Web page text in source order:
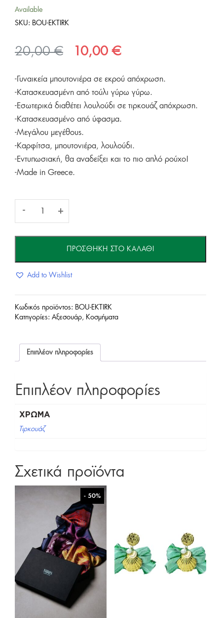
Available
SKU: BOU-EKTIRK
20,00€
Original
was:
20,00 €.
10,00€Η
τιμή
είναι:
10,00 €.
-Γυναικεία μπουτονιέρα σε εκρού απόχρωση.
-Κατασκευασμένη από τούλι γύρω γύρω.
-Εσωτερικά διαθέτει λουλούδι σε τιρκουάζ απόχρωση.
-Κατασκευασμένο από ύφασμα.
-Μεγάλου μεγέθους.
-Καρφίτσα, μπουτονιέρα, λουλούδι.
-Εντυπωσιακή, θα αναδείξει και το πιο απλό ρούχο!
-Made in Greece.
- Γυναικεία
ποσότητα
+
ΠΡΟΣΘΉΚΗ ΣΤΟ ΚΑΛΆΘΙ
Add to Wishlist
Κωδικός προϊόντος: BOU-EKTIRK
Κατηγορίες: Αξεσουάρ, Κοσμήματα
Επιπλέον πληροφορίες
Επιπλέον πληροφορίες
ΧΡΏΜΑ
Τιρκουάζ
Σχετικά προϊόντα
- 50%